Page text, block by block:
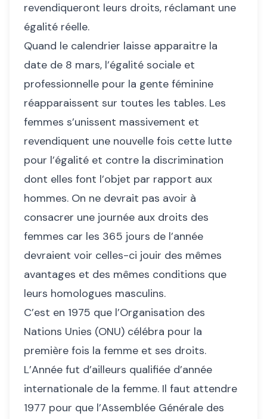
revendiqueront leurs droits, réclamant une
égalité réelle.
Quand le calendrier laisse apparaitre la
date de 8 mars, l’égalité sociale et
professionnelle pour la gente féminine
réapparaissent sur toutes les tables. Les
femmes s’unissent massivement et
revendiquent une nouvelle fois cette lutte
pour l’égalité et contre la discrimination
dont elles font l’objet par rapport aux
hommes. On ne devrait pas avoir à
consacrer une journée aux droits des
femmes car les 365 jours de l’année
devraient voir celles-ci jouir des mêmes
avantages et des mêmes conditions que
leurs homologues masculins.
C’est en 1975 que l’Organisation des
Nations Unies (ONU) célébra pour la
première fois la femme et ses droits.
L’Année fut d’ailleurs qualifiée d’année
internationale de la femme. Il faut attendre
1977 pour que l’Assemblée Générale des